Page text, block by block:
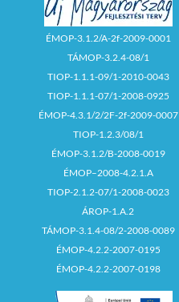
ÉMOP-3.1.2/A-2f-2009-0001
TÁMOP-3.2.4-08/1
TIOP-1.1.1-09/1-2010-0043
TIOP-1.1.1-07/1-2008-0925
ÉMOP-4.3.1/2/2F-2f-2009-0007
TIOP-1.2.3/08/1
ÉMOP-3.1.2/B-2008-0019
ÉMOP–2008-4.2.1.A
TIOP-2.1.2-07/1-2008-0023
ÁROP-1.A.2
TÁMOP-3.1.4-08/2-2008-0089
ÉMOP-4.2.2-2007-0195
ÉMOP-4.2.2-2007-0198